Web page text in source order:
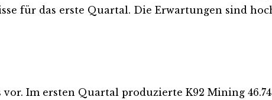
für das erste Quartal. Die Erwartungen sind
Im ersten Quartal produzierte K92 Mining